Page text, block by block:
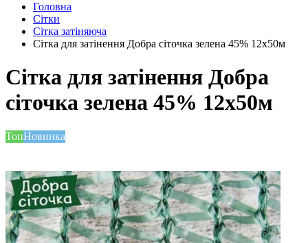
Головна
Сітки
Сітка затіняюча
Cітка для затінення Добра сіточка зелена 45% 12x50м
Cітка для затінення Добра
сіточка зелена 45% 12x50м
ТопНовинка